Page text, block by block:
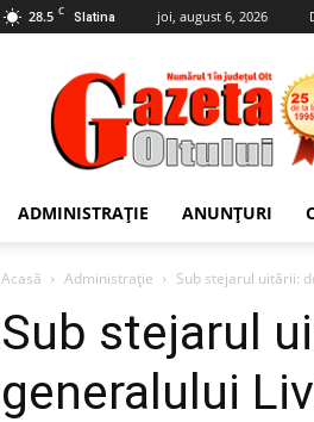
28.5 C Slatina joi, august 6, 2026
Gazeta
Oltului
ADMINISTRAȚIE ANUNȚURI
Acasă Administrație Sub stejarul uitării:
Sub stejarul
generalului